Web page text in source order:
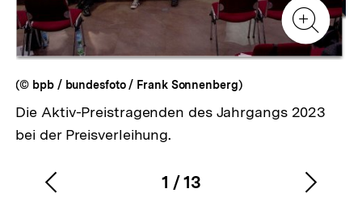
Zur
Galerieansicht
(© bpb / bundesfoto / Frank Sonnenberg)
Die Aktiv-Preistragenden des Jahrgangs 2023
bei der Preisverleihung.
Karussellinhalt
1
von
/13
Vorherigen